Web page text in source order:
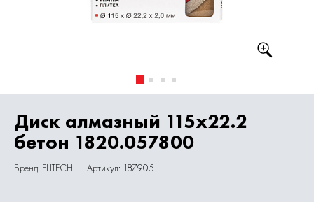
Диск алмазный 115х22.2
бетон 1820.057800
Бренд: ELITECH Артикул: 187905